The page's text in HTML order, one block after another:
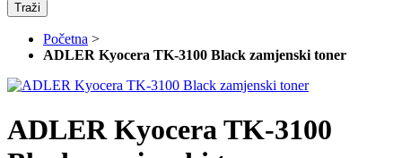
Traži
Početna >
ADLER Kyocera TK-3100 Black zamjenski toner
ADLER Kyocera TK-3100